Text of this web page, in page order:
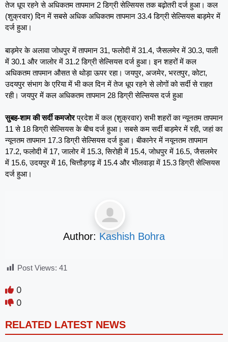
तेज धूप रहने से अधिकतम तापमान 2 डिग्री सेल्सियस तक बढ़ोतरी दर्ज हुआ। कल
(शुक्रवार) दिन में सबसे अधिक अधिकतम तापमान 33.4 डिग्री सेल्सियस बाड़मेर में
दर्ज हुआ।
बाड़मेर के अलावा जोधपुर में तापमान 31, फलोदी में 31.4, जैसलमेर में 30.3, पाली
में 30.1 और जालोर में 31.2 डिग्री सेल्सियस दर्ज हुआ। इन शहरों में कल
अधिकतम तापमान औसत से थोड़ा ऊपर रहा। जयपुर, अजमेर, भरतपुर, कोटा,
उदयपुर संभाग के एरिया में भी कल दिन में तेज धूप रहने से लोगों को सर्दी से राहत
रही। जयपुर में कल अधिकतम तापमान 28 डिग्री सेल्सियस दर्ज हुआ
सुबह-शाम की सर्दी कमजोरप्रदेश में कल (शुक्रवार) सभी शहरों का न्यूनतम तापमान
11 से 18 डिग्री सेल्सियस के बीच दर्ज हुआ। सबसे कम सर्दी बाड़मेर में रही, जहां का
न्यूनतम तापमान 17.3 डिग्री सेल्सियस दर्ज हुआ। बीकानेर में नयूनतम तापमान
17.2, फलोदी में 17, जालोर में 15.3, सिरोही में 15.4, जोधपुर में 16.5, जैसलमेर
में 15.6, उदयपुर में 16, चित्तौड़गढ़ में 15.4 और भीलवाड़ा में 15.3 डिग्री सेल्सियस
दर्ज हुआ।
Author: Kashish Bohra
Post Views: 41
0
0
RELATED LATEST NEWS